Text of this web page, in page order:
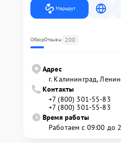
Маршрут
ОбзорОтзывы 200
Адрес
г. Калининград,
Контакты
+7 (800) 301-55-83
+7 (800) 301-55-83
Время работы
Работаем с 09:00 до